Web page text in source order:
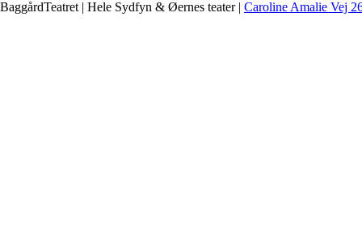
BaggårdTeatret | Hele Sydfyn & Øernes teater | Caroline Amalie Vej